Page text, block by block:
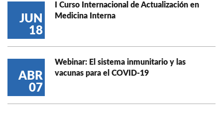
JUN
18
I Curso Internacional de Actualización en
Medicina Interna
ABR
07
Webinar: El sistema inmunitario y las
vacunas para el COVID-19